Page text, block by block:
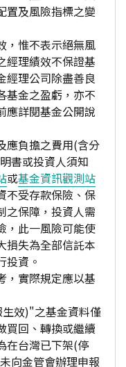
置及風險指標之變
，惟不表示絕無風
經理績效不保證基
經理公司除盡善良
基金之盈虧，亦不
應詳閱基金公開說
應負擔之費用(含分
書或投資人須知
或基金資訊觀測站
不受存款保險、保
之保障，投資人需
，此一風險可能使
損失為全部信託本
投資。
，實際規定應以基
效)"之基金資料僅
買回、轉換或繼續
在台灣已下架(停
向金管會辦理申報